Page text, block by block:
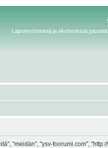
Lapsimyönteistä ja ekohenkistä
"meidän", "ysv-foorumi.com",